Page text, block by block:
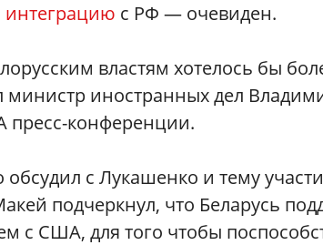
интеграцию с РФ — очевиден.
властям хотелось бы
министр иностранных дел
пресс-конференции.
обсудил с Лукашенко и тему
подчеркнул, что Беларусь
с США, для того чтобы